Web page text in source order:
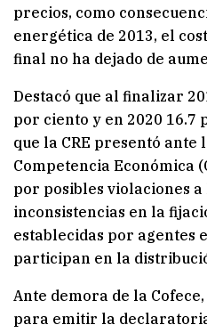
precios, como
energética de 2013, el
final no ha dejado de
Destacó que al finalizar
por ciento y en 2020 16.7
que la CRE presentó ante
Competencia Económica
por posibles violaciones
inconsistencias en la
establecidas por agentes
participan en la
Ante demora de la
para emitir la